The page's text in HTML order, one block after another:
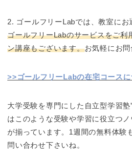
2. ゴールフリーLabでは、教室にお
ゴールフリーLabのサービスをご利
ン講座もございます。お気軽にお問
>>ゴールフリーLabの在宅コース
大学受験を専門にした自立型学習塾
はこのような受験や学習に役立つ
が揃っています。1週間の無料体験
問い合わせ下さいね。